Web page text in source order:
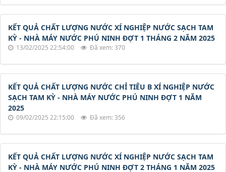
KẾT QUẢ CHẤT LƯỢNG NƯỚC XÍ NGHIỆP NƯỚC SẠCH TAM
KỲ - NHÀ MÁY NƯỚC PHÚ NINH ĐỢT 1 THÁNG 2 NĂM 2025
13/02/2025 22:54:00 Đã xem: 370
KẾT QUẢ CHẤT LƯỢNG NƯỚC CHỈ TIÊU B XÍ NGHIỆP NƯỚC
SẠCH TAM KỲ - NHÀ MÁY NƯỚC PHÚ NINH ĐỢT 1 NĂM
2025
09/02/2025 22:15:00 Đã xem: 356
KẾT QUẢ CHẤT LƯỢNG NƯỚC XÍ NGHIỆP NƯỚC SẠCH TAM
KỲ - NHÀ MÁY NƯỚC PHÚ NINH ĐỢT 2 THÁNG 1 NĂM 2025